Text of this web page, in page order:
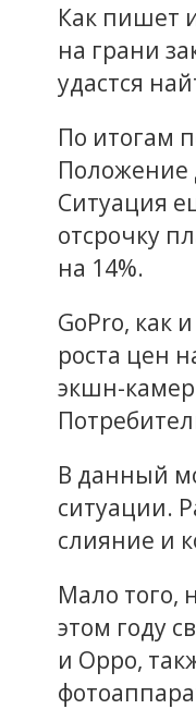
Как пишет
на грани
удастся
По итогам
Положение
Ситуация
отсрочку
на 14%.
GoPro, как
роста цен
экшн-
В данный
ситуации.
слияние и
Мало того,
этом году
и Oppo,